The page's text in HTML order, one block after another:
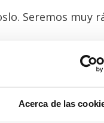
Acerca de las
Seremos muy